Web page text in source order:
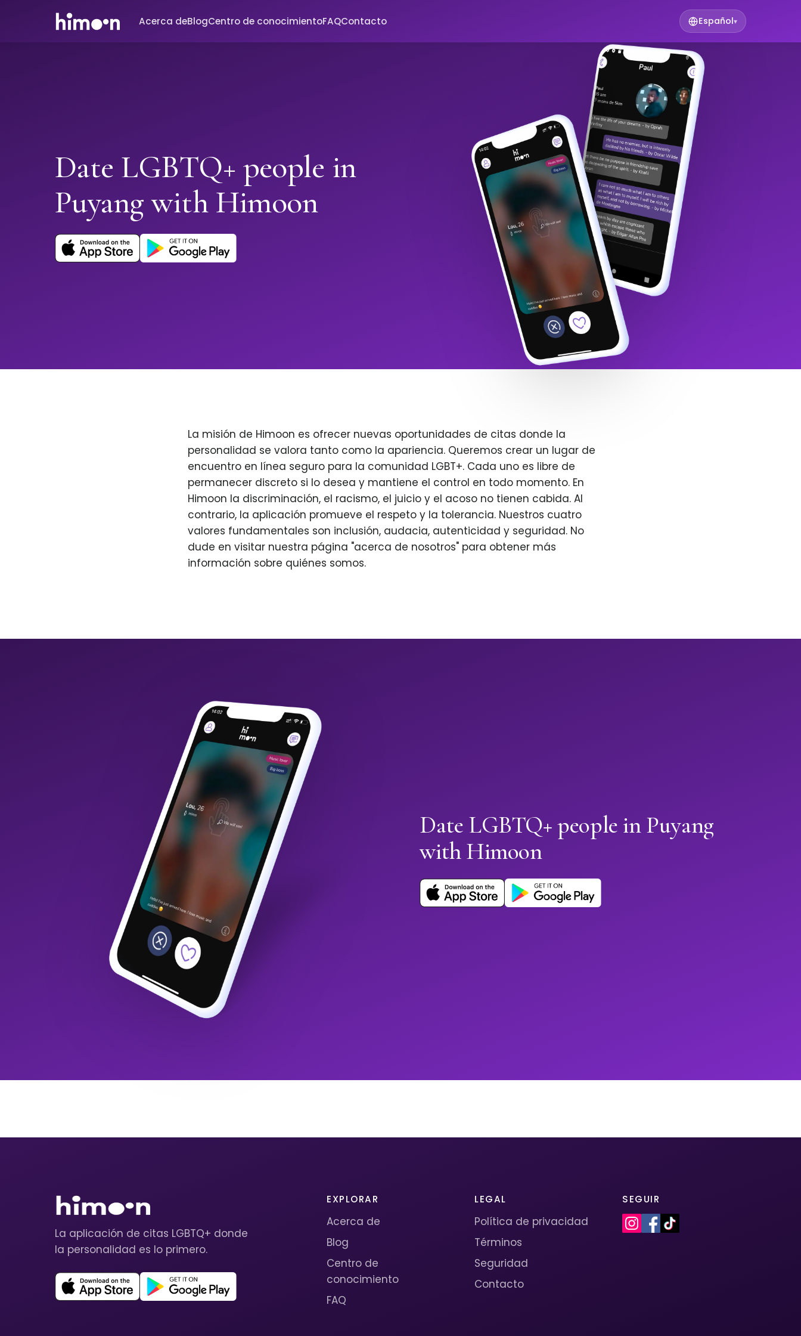
Acerca deBlogCentro de conocimientoFAQContacto Español▾
Date LGBTQ+ people in
Puyang with Himoon
La misión de Himoon es ofrecer nuevas oportunidades de citas donde la
personalidad se valora tanto como la apariencia. Queremos crear un lugar de
encuentro en línea seguro para la comunidad LGBT+. Cada uno es libre de
permanecer discreto si lo desea y mantiene el control en todo momento. En
Himoon la discriminación, el racismo, el juicio y el acoso no tienen cabida. Al
contrario, la aplicación promueve el respeto y la tolerancia. Nuestros cuatro
valores fundamentales son inclusión, audacia, autenticidad y seguridad. No
dude en visitar nuestra página "acerca de nosotros" para obtener más
información sobre quiénes somos.
Date LGBTQ+ people in Puyang
with Himoon
La aplicación de citas LGBTQ+ donde
la personalidad es lo primero.
EXPLORAR
Acerca de
Blog
Centro de
conocimiento
FAQ
LEGAL
Política de privacidad
Términos
Seguridad
Contacto
SEGUIR